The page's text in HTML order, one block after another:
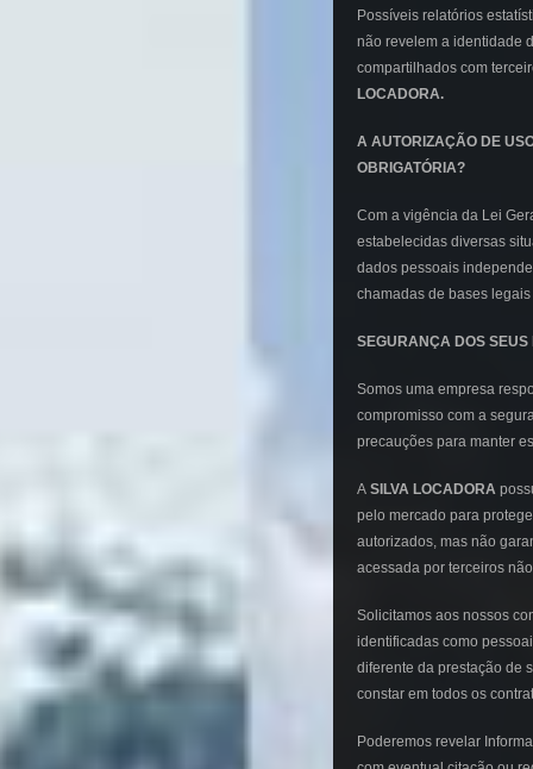
Possíveis relatórios
não revelem a identidade
compartilhados com
LOCADORA.
A AUTORIZAÇÃO DE
OBRIGATÓRIA?
Com a vigência da Lei
estabelecidas diversas
dados pessoais
chamadas de bases
SEGURANÇA DOS SEUS
Somos uma empresa
compromisso com a
precauções para manter
A SILVA LOCADORA
pelo mercado para
autorizados, mas não
acessada por terceiros
Solicitamos aos nossos
identificadas como
diferente da prestação de
constar em todos os
Poderemos revelar